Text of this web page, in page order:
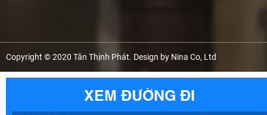
Copyright © 2020 Tân Thịnh Phát. Design by Nina Co, Ltd
XEM ĐƯỜNG ĐI